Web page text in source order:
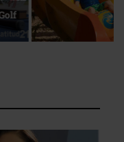
esencia del servicio